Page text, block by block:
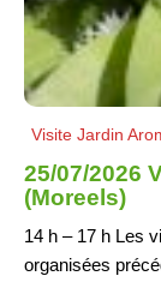
Visite Jardin
25/07/2026
(Moreels)
14 h – 17 h Les
organisées